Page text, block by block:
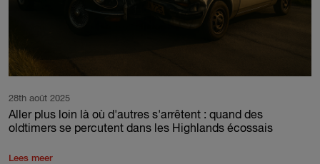
28th août 2025
Aller plus loin là où d'autres s'arrêtent : quand des
oldtimers se percutent dans les Highlands écossais
Lees meer